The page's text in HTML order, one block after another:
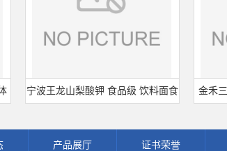
宁波王龙山梨酸钾 食品级 饮料面食 金禾三
产品展厅 证书荣誉